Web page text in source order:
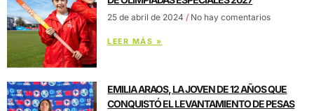
25 de abril de 2024 No hay comentarios
LEER MÁS »
EMILIA ARAOS, LA JOVEN DE 12 AÑOS QUE
CONQUISTÓ EL LEVANTAMIENTO DE PESAS